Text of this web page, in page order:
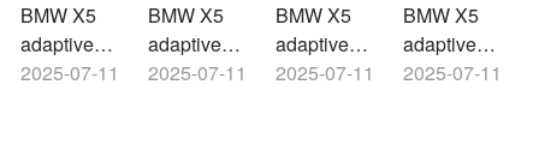
BMW X5
adaptive
LED
2025-07-11
BMW X5
adaptive
LED
2025-07-11
BMW X5
adaptive
LED
2025-07-11
BMW X5
adaptive
LED
2025-07-11